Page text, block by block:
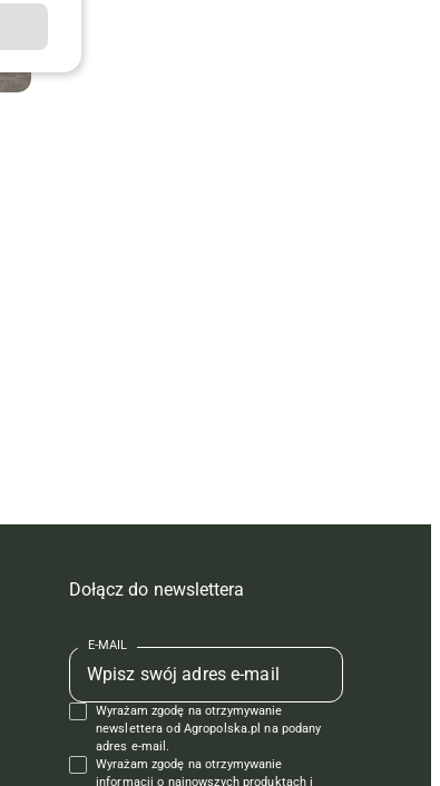
Dołącz do newslettera
E-MAIL
Wyrażam zgodę na otrzymywanie
newslettera od Agropolska.pl na podany
adres e-mail.
Wyrażam zgodę na otrzymywanie
informacji o najnowszych produktach i